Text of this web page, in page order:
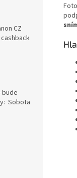
CZ
bude
Sobota